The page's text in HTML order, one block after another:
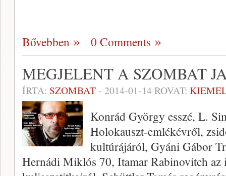
Bővebben 0 Comments
MEGJELENT A SZOMBAT
ÍRTA: SZOMBAT- 2014-01-14ROVAT:
Konrád György esszé, L.
Holokauszt-emlékévről,
kultúrájáról, Gyáni Gábor
Hernádi Miklós 70, Itamar Rabinovitch az